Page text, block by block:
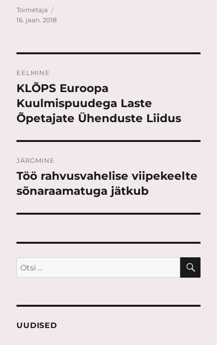
Autor
Toimetaja
16. jaan. 2018
EELMINE
Eelmine
postitus:
KLÕPS Euroopa
Kuulmispuudega Laste
Õpetajate Ühenduste Liidus
JÄRGMINE
Järgmine
postitus:
Töö rahvusvahelise viipekeelte
sõnaraamatuga jätkub
Otsi:
UUDISED